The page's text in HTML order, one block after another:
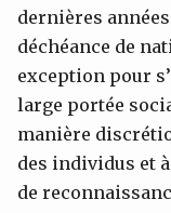
dernières
déchéance de
exception pour
large portée
manière
des individus et
de